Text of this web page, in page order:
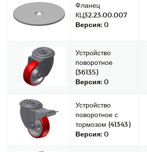
Фланец
КЦ32.23.00.007
Версия: 0
Устройство
поворотное
(36135)
Версия: 0
Устройство
поворотное с
тормозом (41343)
Версия: 0